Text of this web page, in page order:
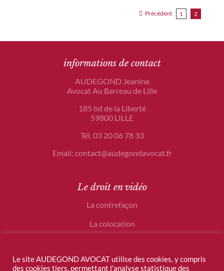
Précédent 1 2
informations de contact
AUDEGOND Jeanine
Avocat Au Barreau de Lille
185 bd de la Liberté
59800 LILLE
Tél. 03 20 06 78 33
Email: contact@audegondavocat.fr
Le droit en vidéo
La contrefaçon
La colocation
Le site AUDEGOND AVOCAT utilise des cookies, y compris
des cookies tiers, permettant l'analyse statistique des